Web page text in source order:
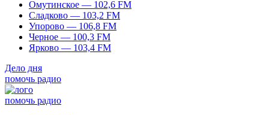
Омутинское — 102,6 FM
Сладково — 103,2 FM
Упорово — 106,8 FM
Черное — 100,3 FM
Ярково — 103,4 FM
Дело дня
помочь радио
помочь радио